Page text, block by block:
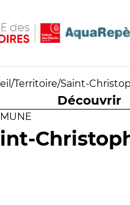
/Territoire/Saint-
Découvrir